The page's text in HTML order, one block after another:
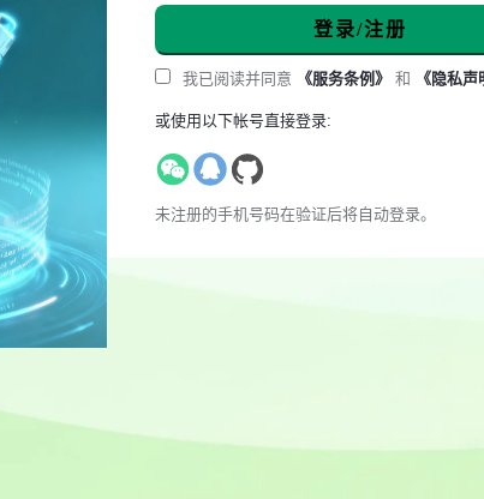
登录/注册
我已阅读并同意 《服务条例》 和 《隐私声
或使用以下帐号直接登录:
未注册的手机号码在验证后将自动登录。